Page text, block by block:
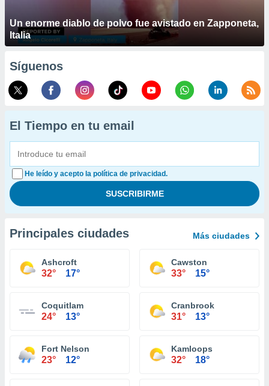
Un enorme diablo de polvo fue avistado en Zapponeta,
Italia
Síguenos
El Tiempo en tu email
He leído y acepto la política de privacidad.
Principales ciudades Más ciudades
Ashcroft
32° 17°
Cawston
33° 15°
Coquitlam
24° 13°
Cranbrook
31° 13°
Fort Nelson
23° 12°
Kamloops
32° 18°